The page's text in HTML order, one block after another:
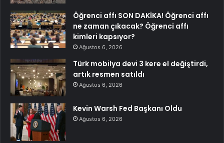
Öğrenci affı SON DAKİKA! Öğrenci affı
ne zaman çıkacak? Öğrenci affı
kimleri kapsıyor?
Ağustos 6, 2026
Türk mobilya devi 3 kere el değiştirdi,
artık resmen satıldı
Ağustos 6, 2026
Kevin Warsh Fed Başkanı Oldu
Ağustos 6, 2026